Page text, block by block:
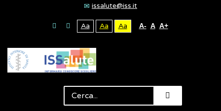
issalute@iss.it
Aa Aa Aa A- A A+